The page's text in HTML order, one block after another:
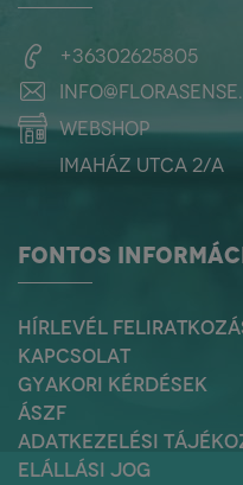
+36302625805
webshop
Imaház utca 2/a
FONTOS
HÍRLEVÉL
KAPCSOLAT
GYAKORI KÉRDÉSEK
ÁSZF
ADATKEZELÉSI
ELÁLLÁSI JOG